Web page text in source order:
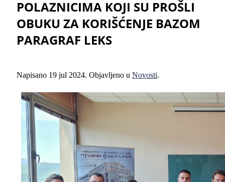
POLAZNICIMA KOJI SU PROŠLI
OBUKU ZA KORIŠĆENJE BAZOM
PARAGRAF LEKS
Napisano 19 jul 2024. Objavljeno u Novosti.